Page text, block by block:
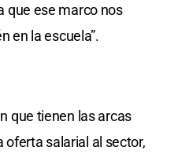
que ese marco nos
en la escuela”.
que tienen las arcas
oferta salarial al sector,